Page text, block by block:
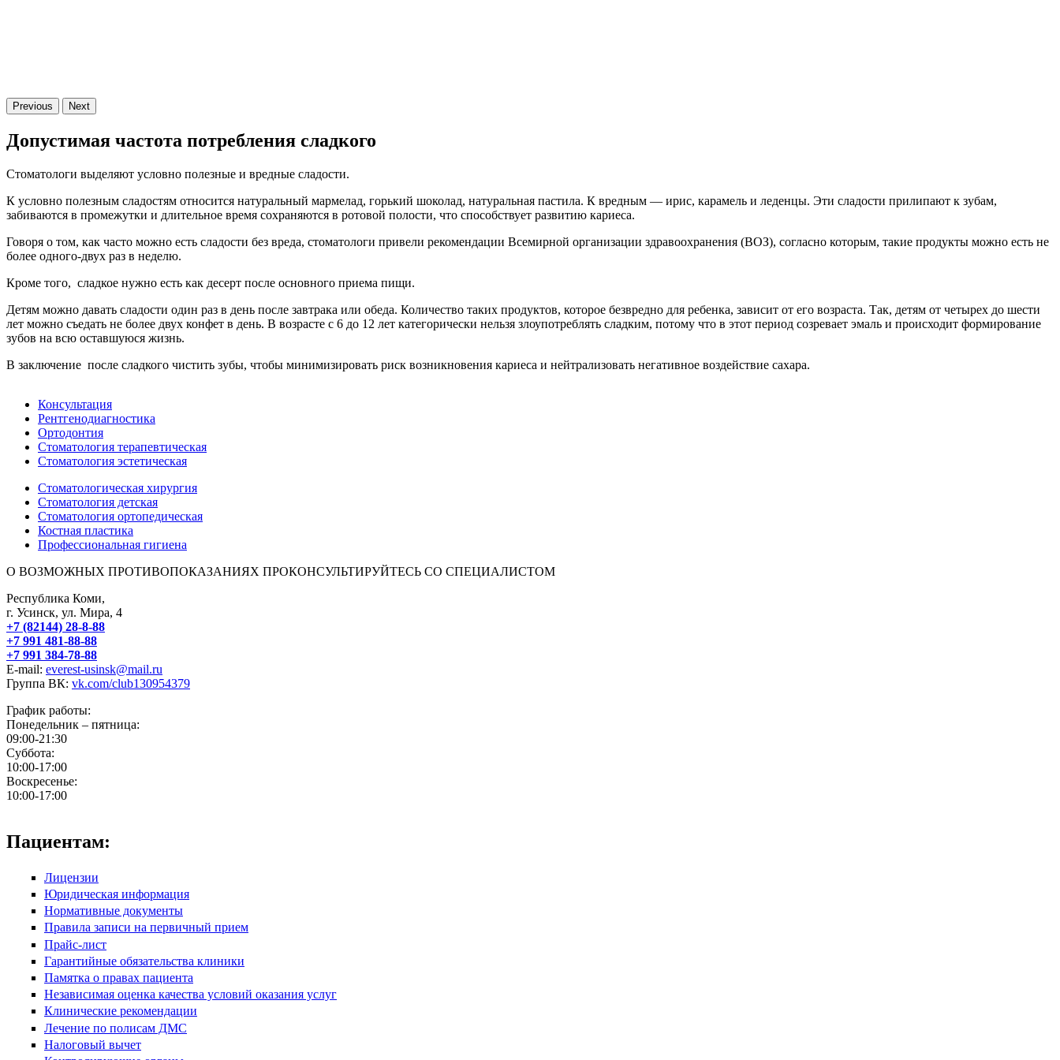
Previous Next
Допустимая частота потребления сладкого
Стоматологи выделяют условно полезные и вредные сладости.
К условно полезным сладостям относится натуральный мармелад, горький шоколад, натуральная пастила. К вредным — ирис, карамель и леденцы. Эти сладости прилипают к зубам,
забиваются в промежутки и длительное время сохраняются в ротовой полости, что способствует развитию кариеса.
Говоря о том, как часто можно есть сладости без вреда, стоматологи привели рекомендации Всемирной организации здравоохранения (ВОЗ), согласно которым, такие продукты можно есть не
более одного-двух раз в неделю.
Кроме того, сладкое нужно есть как десерт после основного приема пищи.
Детям можно давать сладости один раз в день после завтрака или обеда. Количество таких продуктов, которое безвредно для ребенка, зависит от его возраста. Так, детям от четырех до шести
лет можно съедать не более двух конфет в день. В возрасте с 6 до 12 лет категорически нельзя злоупотреблять сладким, потому что в этот период созревает эмаль и происходит формирование
зубов на всю оставшуюся жизнь.
В заключение после сладкого чистить зубы, чтобы минимизировать риск возникновения кариеса и нейтрализовать негативное воздействие сахара.
Консультация
Рентгенодиагностика
Ортодонтия
Стоматология терапевтическая
Стоматология эстетическая
Стоматологическая хирургия
Стоматология детская
Стоматология ортопедическая
Костная пластика
Профессиональная гигиена
О ВОЗМОЖНЫХ ПРОТИВОПОКАЗАНИЯХ ПРОКОНСУЛЬТИРУЙТЕСЬ СО СПЕЦИАЛИСТОМ
Республика Коми,
г. Усинск, ул. Мира, 4
+7 (82144) 28-8-88
+7 991 481-88-88
+7 991 384-78-88
E-mail: everest-usinsk@mail.ru
Группа ВК: vk.com/club130954379
График работы:
Понедельник – пятница:
09:00-21:30
Суббота:
10:00-17:00
Воскресенье:
10:00-17:00
Пациентам:
Лицензии
Юридическая информация
Нормативные документы
Правила записи на первичный прием
Прайс-лист
Гарантийные обязательства клиники
Памятка о правах пациента
Независимая оценка качества условий оказания услуг
Клинические рекомендации
Лечение по полисам ДМС
Налоговый вычет